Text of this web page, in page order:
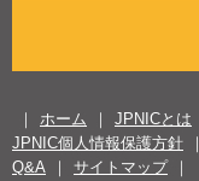
ホーム JPNICとは
JPNIC個人情報保護方針
Q&A
サイトマップ